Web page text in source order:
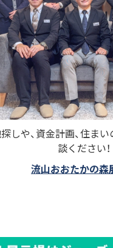
しや、資金計画、住ま
談ください！
流山おおたかの森